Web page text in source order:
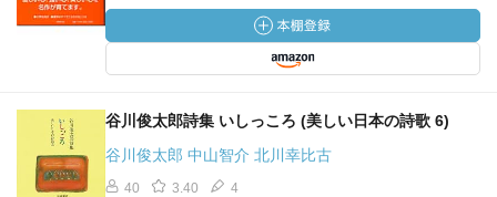
谷川俊太郎詩集 いしっころ (美しい日本の詩歌 6)
谷川俊太郎 中山智介 北川幸比古
40 3.40 4